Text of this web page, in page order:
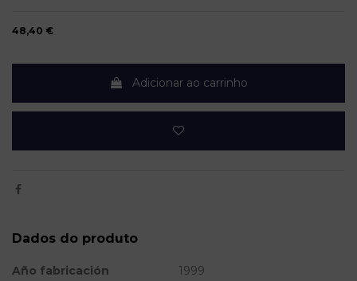
48,40 €
Adicionar ao carrinho
Dados do produto
Año fabricación
1999